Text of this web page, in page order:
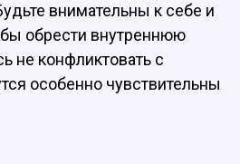
внимательны к себе и
обрести внутреннюю
не конфликтовать с
особенно чувствительны